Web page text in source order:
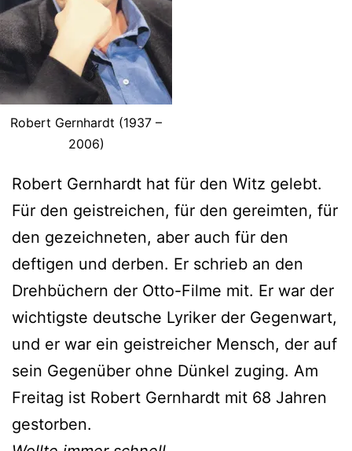
Robert Gernhardt (1937 –
2006)
Robert Gernhardt hat für den Witz gelebt.
Für den geistreichen, für den gereimten, für
den gezeichneten, aber auch für den
deftigen und derben. Er schrieb an den
Drehbüchern der Otto-Filme mit. Er war der
wichtigste deutsche Lyriker der Gegenwart,
und er war ein geistreicher Mensch, der auf
sein Gegenüber ohne Dünkel zuging. Am
Freitag ist Robert Gernhardt mit 68 Jahren
gestorben.